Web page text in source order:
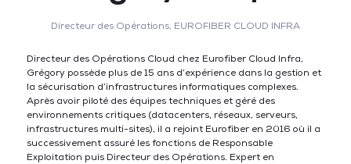
Directeur des Opérations, EUROFIBER CLOUD INFRA
Directeur des Opérations Cloud chez Eurofiber Cloud Infra,
Grégory possède plus de 15 ans d’expérience dans la gestion et
la sécurisation d’infrastructures informatiques complexes.
Après avoir piloté des équipes techniques et géré des
environnements critiques (datacenters, réseaux, serveurs,
infrastructures multi-sites), il a rejoint Eurofiber en 2016 où il a
successivement assuré les fonctions de Responsable
Exploitation puis Directeur des Opérations. Expert en